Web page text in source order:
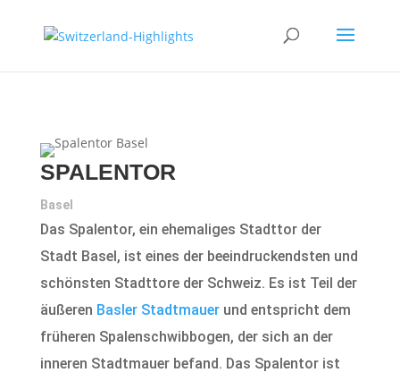
SPALENTOR
Basel
Das Spalentor, ein ehemaliges Stadttor der
Stadt Basel, ist eines der beeindruckendsten und
schönsten Stadttore der Schweiz. Es ist Teil der
äußeren Basler Stadtmauerund entspricht dem
früheren Spalenschwibbogen, der sich an der
inneren Stadtmauer befand. Das Spalentor ist